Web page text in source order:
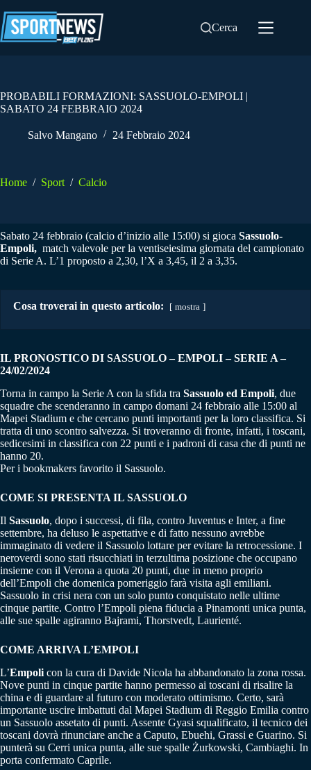
al
contenuto
Cerca
PROBABILI FORMAZIONI: SASSUOLO-EMPOLI |
SABATO 24 FEBBRAIO 2024
Salvo Mangano 24 Febbraio 2024
Home / Sport / Calcio
Sabato 24 febbraio (calcio d’inizio alle 15:00) si gioca Sassuolo-
Empoli, match valevole per la ventiseiesima giornata del campionato
di Serie A. L’1 proposto a 2,30, l’X a 3,45, il 2 a 3,35.
Cosa troverai in questo articolo: mostra
IL PRONOSTICO DI SASSUOLO – EMPOLI – SERIE A –
24/02/2024
Torna in campo la Serie A con la sfida tra Sassuolo ed Empoli, due
squadre che scenderanno in campo domani 24 febbraio alle 15:00 al
Mapei Stadium e che cercano punti importanti per la loro classifica. Si
tratta di uno scontro salvezza. Si troveranno di fronte, infatti, i toscani,
sedicesimi in classifica con 22 punti e i padroni di casa che di punti ne
hanno 20.
Per i bookmakers favorito il Sassuolo.
COME SI PRESENTA IL SASSUOLO
Il Sassuolo, dopo i successi, di fila, contro Juventus e Inter, a fine
settembre, ha deluso le aspettative e di fatto nessuno avrebbe
immaginato di vedere il Sassuolo lottare per evitare la retrocessione. I
neroverdi sono stati risucchiati in terzultima posizione che occupano
insieme con il Verona a quota 20 punti, due in meno proprio
dell’Empoli che domenica pomeriggio farà visita agli emiliani.
Sassuolo in crisi nera con un solo punto conquistato nelle ultime
cinque partite. Contro l’Empoli piena fiducia a Pinamonti unica punta,
alle sue spalle agiranno Bajrami, Thorstvedt, Laurienté.
COME ARRIVA L’EMPOLI
L’Empoli con la cura di Davide Nicola ha abbandonato la zona rossa.
Nove punti in cinque partite hanno permesso ai toscani di risalire la
china e di guardare al futuro con moderato ottimismo. Certo, sarà
importante uscire imbattuti dal Mapei Stadium di Reggio Emilia contro
un Sassuolo assetato di punti. Assente Gyasi squalificato, il tecnico dei
toscani dovrà rinunciare anche a Caputo, Ebuehi, Grassi e Guarino. Si
punterà su Cerri unica punta, alle sue spalle Żurkowski, Cambiaghi. In
porta confermato Caprile.